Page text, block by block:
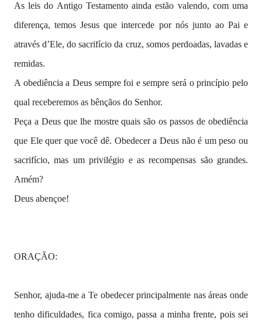
As leis do Antigo Testamento ainda estão valendo, com uma
diferença, temos Jesus que intercede por nós junto ao Pai e
através d’Ele, do sacrifício da cruz, somos perdoadas, lavadas e
remidas.
A obediência a Deus sempre foi e sempre será o princípio pelo
qual receberemos as bênçãos do Senhor.
Peça a Deus que lhe mostre quais são os passos de obediência
que Ele quer que você dê. Obedecer a Deus não é um peso ou
sacrifício, mas um privilégio e as recompensas são grandes.
Amém?
Deus abençoe!
ORAÇÃO:
Senhor, ajuda-me a Te obedecer principalmente nas áreas onde
tenho dificuldades, fica comigo, passa a minha frente, pois sei